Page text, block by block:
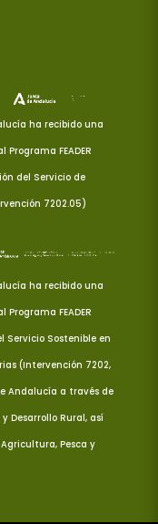
ha recibido una
FEADER
del Servicio de
7202.05)
ha recibido una
FEADER
Servicio Sostenible en
(Intervención 7202,
Andalucía a través de
Desarrollo Rural, así
Pesca y